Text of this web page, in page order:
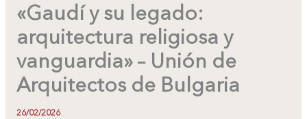
«Gaudí y su legado:
arquitectura religiosa y
vanguardia» – Unión de
Arquitectos de Bulgaria
26/02/2026